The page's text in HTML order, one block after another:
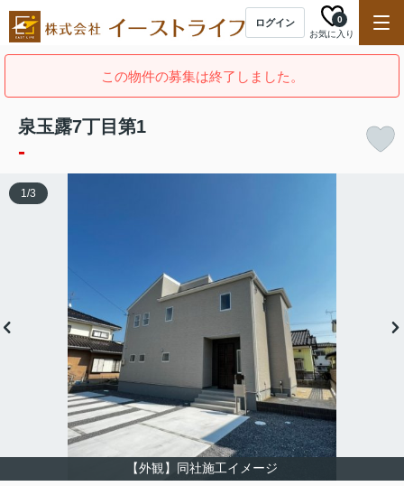
ログイン
お気に入り
0
この物件の募集は終了しました。
泉玉露7丁目第1
-
【外観】同社施工イメージ
1/3